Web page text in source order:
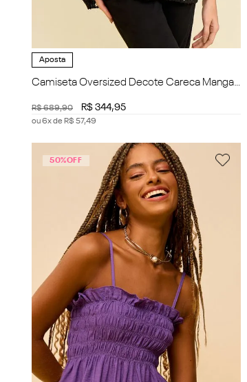
Aposta
Camiseta Oversized Decote Careca Manga
R$689,90 R$ 344,95
ou6x de R$ 57,49
50%OFF